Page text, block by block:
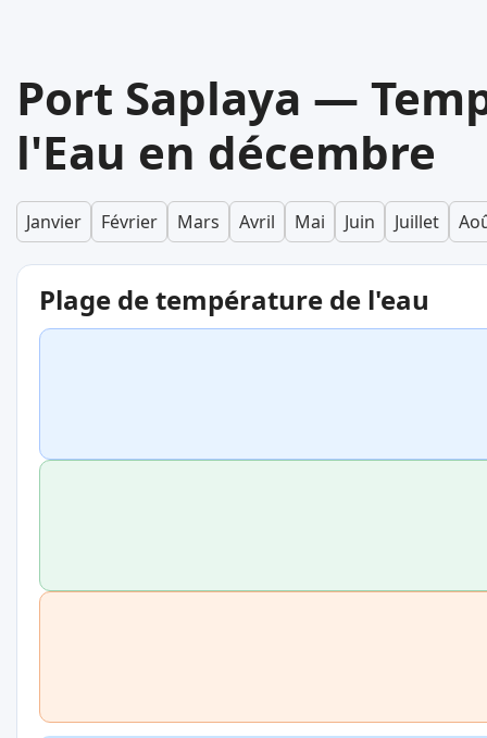
Port Saplaya —
l'Eau en décembre
Janvier Février Mars Avril Mai Juin Juillet
Plage de température de l'eau